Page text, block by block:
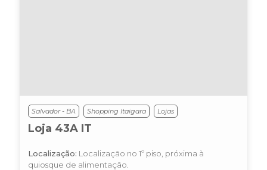
Salvador - BA Shopping Itaigara Lojas
Loja 43A IT
Localização: Localização no 1º piso, próxima à
quiosque de alimentação.